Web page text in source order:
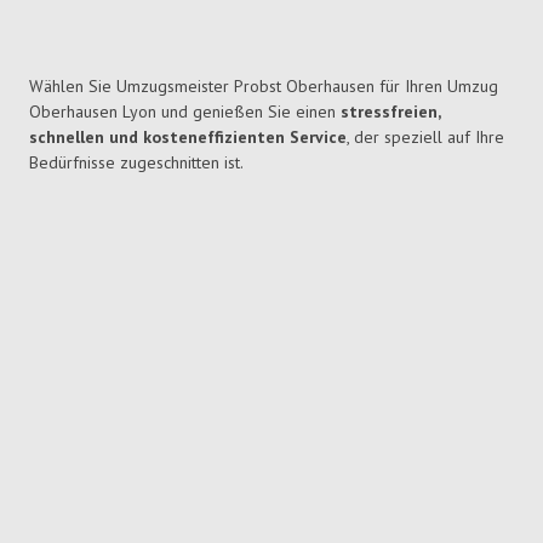
Wählen Sie Umzugsmeister Probst Oberhausen für Ihren Umzug
Oberhausen Lyon und genießen Sie einen stressfreien,
schnellen und kosteneffizienten Service, der speziell auf Ihre
Bedürfnisse zugeschnitten ist.